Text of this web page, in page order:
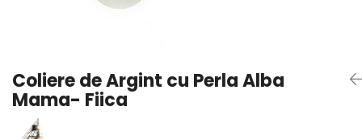
Seturi Perle cu Argint
Brose cu Perle
Coliere de Argint cu Perla Alba
Mama- Fiica